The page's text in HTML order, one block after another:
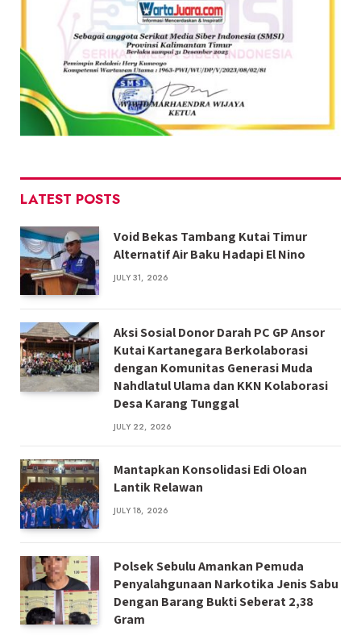
LATEST POSTS
Void Bekas Tambang Kutai Timur
Alternatif Air Baku Hadapi El Nino
JULY 31, 2026
Aksi Sosial Donor Darah PC GP Ansor
Kutai Kartanegara Berkolaborasi
dengan Komunitas Generasi Muda
Nahdlatul Ulama dan KKN Kolaborasi
Desa Karang Tunggal
JULY 22, 2026
Mantapkan Konsolidasi Edi Oloan
Lantik Relawan
JULY 18, 2026
Polsek Sebulu Amankan Pemuda
Penyalahgunaan Narkotika Jenis Sabu
Dengan Barang Bukti Seberat 2,38
Gram